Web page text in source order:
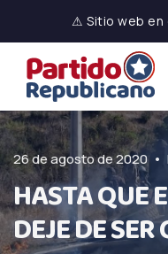
⚠ Sitio web en
26 de agosto de 2020 •
HASTA QUE
DEJE DE